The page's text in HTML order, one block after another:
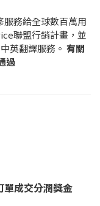
務給全球數百萬用
聯盟行銷計畫，並
英翻譯服務。 有關
過
單成交分潤獎金